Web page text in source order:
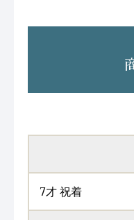
7才 祝着